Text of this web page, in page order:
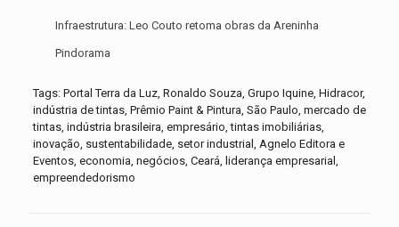
Infraestrutura: Leo Couto retoma obras da Areninha
Pindorama
Tags: Portal Terra da Luz, Ronaldo Souza, Grupo Iquine, Hidracor,
indústria de tintas, Prêmio Paint & Pintura, São Paulo, mercado de
tintas, indústria brasileira, empresário, tintas imobiliárias,
inovação, sustentabilidade, setor industrial, Agnelo Editora e
Eventos, economia, negócios, Ceará, liderança empresarial,
empreendedorismo